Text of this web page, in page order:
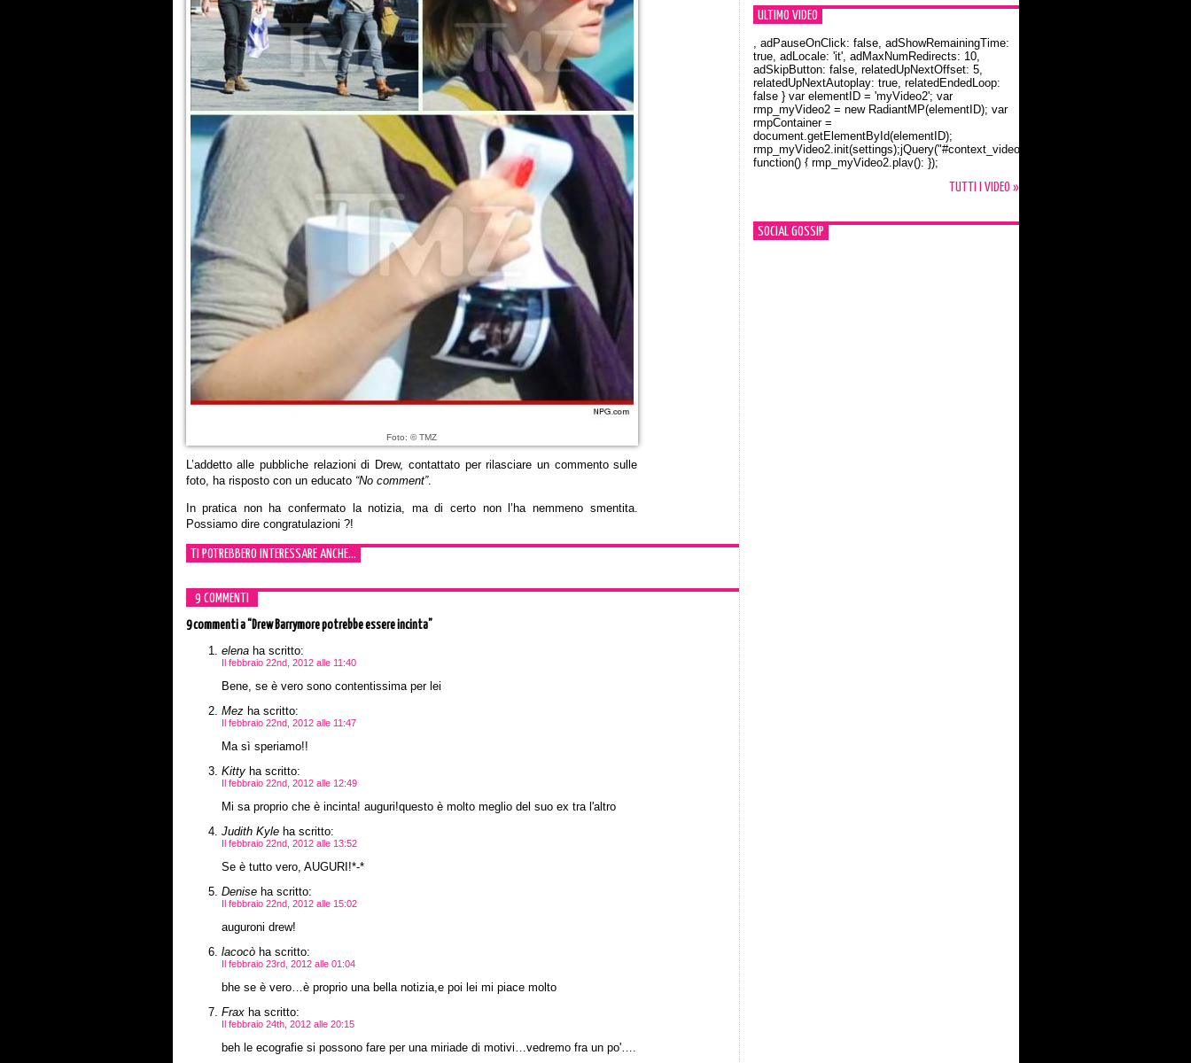
Foto: © TMZ
L’addetto alle pubbliche relazioni di Drew, contattato per rilasciare un commento sulle
foto, ha risposto con un educato “No comment”.
In pratica non ha confermato la notizia, ma di certo non l’ha nemmeno smentita.
Possiamo dire congratulazioni ?!
TI POTREBBERO INTERESSARE ANCHE...
9 COMMENTI
9 commentia “Drew Barrymore potrebbe essere incinta”
elenaha scritto:
Il febbraio 22nd, 2012 alle 11:40
Bene, se è vero sono contentissima per lei
Mezha scritto:
Il febbraio 22nd, 2012 alle 11:47
Ma sì speriamo!!
Kittyha scritto:
Il febbraio 22nd, 2012 alle 12:49
Mi sa proprio che è incinta! auguri!questo è molto meglio del suo ex tra l'altro
Judith Kyleha scritto:
Il febbraio 22nd, 2012 alle 13:52
Se è tutto vero, AUGURI!*-*
Deniseha scritto:
Il febbraio 22nd, 2012 alle 15:02
auguroni drew!
lacocòha scritto:
Il febbraio 23rd, 2012 alle 01:04
bhe se è vero…è proprio una bella notizia,e poi lei mi piace molto
Fraxha scritto:
Il febbraio 24th, 2012 alle 20:15
beh le ecografie si possono fare per una miriade di motivi…vedremo fra un po'….
ULTIMO VIDEO
Orlando Bloom e la t-shirt dedicata a Flynn
, adPauseOnClick: false, adShowRemainingTime:
true, adLocale: 'it', adMaxNumRedirects: 10,
adSkipButton: false, relatedUpNextOffset: 5,
relatedUpNextAutoplay: true, relatedEndedLoop:
false } var elementID = 'myVideo2'; var
rmp_myVideo2 = new RadiantMP(elementID); var
rmpContainer =
document.getElementById(elementID);
rmp_myVideo2.init(settings);jQuery("#context_video2").one("mouseover",
function() { rmp_myVideo2.play(); });
TUTTI I VIDEO »
SOCIAL GOSSIP